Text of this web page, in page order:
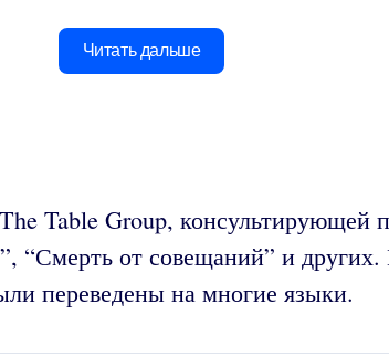
Читать дальше
Table Group, консультирующей
“Смерть от совещаний” и
переведены на многие языки.